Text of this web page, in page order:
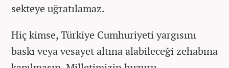
sekteye uğratılamaz.
Hiç kimse, Türkiye Cumhuriyeti yargısını
baskı veya vesayet altına alabileceği zehabına